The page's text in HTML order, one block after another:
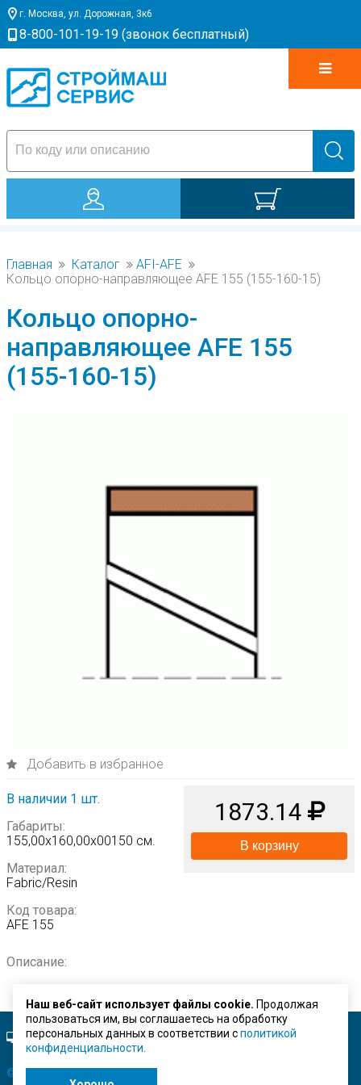
г. Москва, ул. Дорожная, 3к6
8-800-101-19-19 (звонок бесплатный)
Главная Каталог
AFI-AFE
Кольцо опорно-направляющее AFE 155 (155-160-15)
Кольцо опорно-
направляющее AFE 155
(155-160-15)
Добавить в избранное
В наличии 1 шт.
Габариты:
155,00х160,00х00150 см.
Материал:
Fabric/Resin
Код товара:
AFE 155
1873.14
В корзину
Описание:
Полная версия сайта.
© ЗАО "Строймашсервис"
Наш веб-сайт использует файлы cookie. Продолжая
пользоваться им, вы соглашаетесь на обработку
персональных данных в соответствии сполитикой
конфиденциальности.